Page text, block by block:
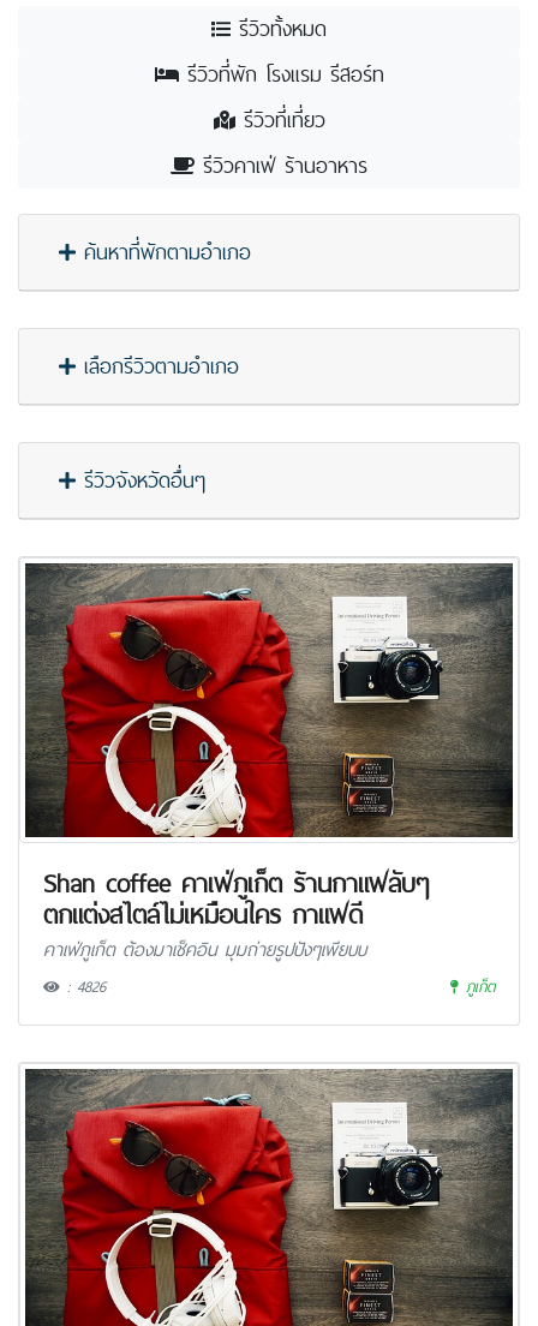
รีวิวทั้งหมด
รีวิวที่พัก โรงแรม รีสอร์ท
รีวิวที่เที่ยว
รีวิวคาเฟ่ ร้านอาหาร
ค้นหาที่พักตามอำเภอ
เลือกรีวิวตามอำเภอ
รีวิวจังหวัดอื่นๆ
Shan coffee คาเฟ่ภูเก็ต ร้านกาแฟลับๆ
ตกแต่งสไตล์ไม่เหมือนใคร กาแฟดี
คาเฟ่ภูเก็ต ต้องมาเช็คอิน มุมถ่ายรูปปังๆเพียบบ
: 4826 ภูเก็ต